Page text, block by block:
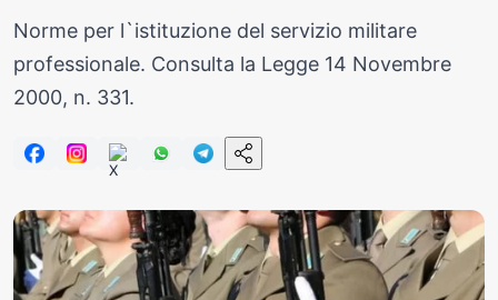
Norme per l`istituzione del servizio militare
professionale. Consulta la Legge 14 Novembre
2000, n. 331.